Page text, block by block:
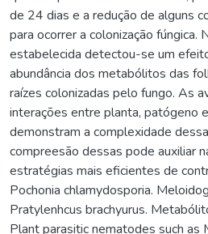
de 24 dias e a redução de alguns
para ocorrer a colonização fúngica.
estabelecida detectou-se um
abundância dos metabólitos das
raízes colonizadas pelo fungo. As
interações entre planta, patógeno
demonstram a complexidade
compreesão dessas pode auxiliar
estratégias mais eficientes de
Pochonia chlamydosporia.
Pratylenhcus brachyurus.
Plant parasitic nematodes such as